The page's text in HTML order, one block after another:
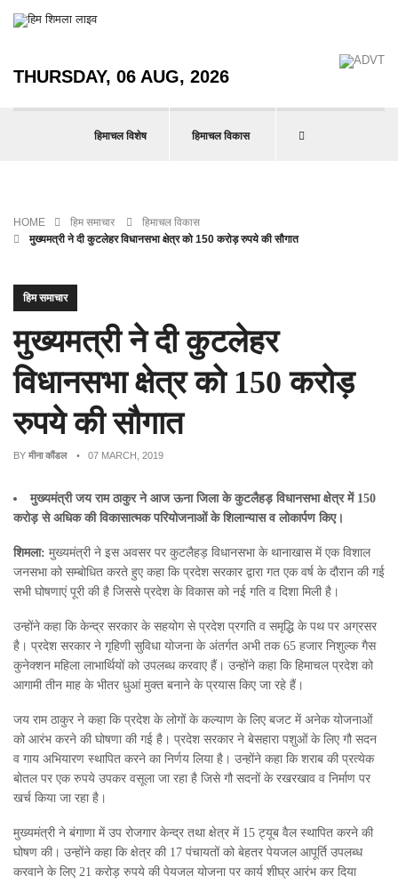
THURSDAY, 06 AUG, 2026
हिमाचल विशेष हिमाचल विकास
HOME हिम समाचार
हिमाचल विकास
मुख्यमत्री ने दी कुटलेहर विधानसभा क्षेत्र को 150 करोड़ रुपये की सौगात
हिम समाचार
मुख्यमत्री ने दी कुटलेहर
विधानसभा क्षेत्र को 150 करोड़
रुपये की सौगात
BY मीना कौंडल • 07 MARCH, 2019
मुख्यमंत्री जय राम ठाकुर ने आज ऊना जिला के कुटलैहड़ विधानसभा क्षेत्र में 150
करोड़ से अधिक की विकासात्मक परियोजनाओं के शिलान्यास व लोकार्पण किए।
शिमला: मुख्यमंत्री ने इस अवसर पर कुटलैहड़ विधानसभा के थानाखास में एक विशाल
जनसभा को सम्बोधित करते हुए कहा कि प्रदेश सरकार द्वारा गत एक वर्ष के दौरान की गई
सभी घोषणाएं पूरी की है जिससे प्रदेश के विकास को नई गति व दिशा मिली है।
उन्होंने कहा कि केन्द्र सरकार के सहयोग से प्रदेश प्रगति व समृद्धि के पथ पर अग्रसर
है। प्रदेश सरकार ने गृहिणी सुविधा योजना के अंतर्गत अभी तक 65 हजार निशुल्क गैस
कुनेक्शन महिला लाभार्थियों को उपलब्ध करवाए हैं। उन्होंने कहा कि हिमाचल प्रदेश को
आगामी तीन माह के भीतर धुआं मुक्त बनाने के प्रयास किए जा रहे हैं।
जय राम ठाकुर ने कहा कि प्रदेश के लोगों के कल्याण के लिए बजट में अनेक योजनाओं
को आरंभ करने की घोषणा की गई है। प्रदेश सरकार ने बेसहारा पशुओं के लिए गौ सदन
व गाय अभियारण स्थापित करने का निर्णय लिया है। उन्होंने कहा कि शराब की प्रत्येक
बोतल पर एक रुपये उपकर वसूला जा रहा है जिसे गौ सदनों के रखरखाव व निर्माण पर
खर्च किया जा रहा है।
मुख्यमंत्री ने बंगाणा में उप रोजगार केन्द्र तथा क्षेत्र में 15 ट्यूब वैल स्थापित करने की
घोषण की। उन्होंने कहा कि क्षेत्र की 17 पंचायतों को बेहतर पेयजल आपूर्ति उपलब्ध
करवाने के लिए 21 करोड़ रुपये की पेयजल योजना पर कार्य शीघ्र आरंभ कर दिया